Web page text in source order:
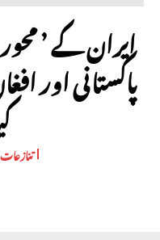
ایران کے ’
پاکستانی اور
تنازعات